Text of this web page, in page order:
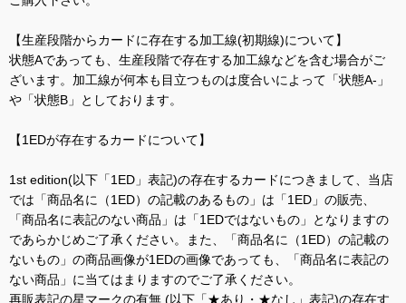
【生産段階からカードに存在する加工線(初期線)について】
状態Aであっても、生産段階で存在する加工線などを含む場合がご
ざいます。加工線が何本も目立つものは度合いによって「状態A-」
や「状態B」としております。
【1EDが存在するカードについて】
1st edition(以下「1ED」表記)の存在するカードにつきまして、当店
では「商品名に（1ED）の記載のあるもの」は「1ED」の販売、
「商品名に表記のない商品」は「1EDではないもの」となりますの
であらかじめご了承ください。また、「商品名に（1ED）の記載の
ないもの」の商品画像が1EDの画像であっても、「商品名に表記の
ない商品」に当てはまりますのでご了承ください。
再販表記の星マークの有無 (以下「★あり・★なし」表記)の存在す